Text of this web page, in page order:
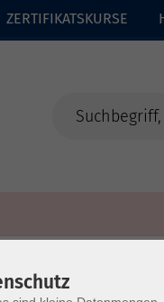
ZERTIFIKATSKURSE